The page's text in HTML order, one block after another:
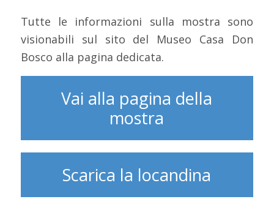
Tutte le informazioni sulla mostra sono
visionabili sul sito del Museo Casa Don
Bosco alla pagina dedicata.
Vai alla pagina della
mostra
Scarica la locandina